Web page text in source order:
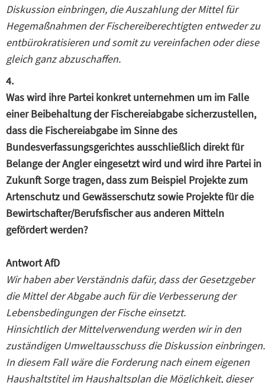
Diskussion einbringen, die Auszahlung der Mittel für
Hegemaßnahmen der Fischereiberechtigten entweder zu
entbürokratisieren und somit zu vereinfachen oder diese
gleich ganz abzuschaffen.
4.
Was wird ihre Partei konkret unternehmen um im Falle
einer Beibehaltung der Fischereiabgabe sicherzustellen,
dass die Fischereiabgabe im Sinne des
Bundesverfassungsgerichtes ausschließlich direkt für
Belange der Angler eingesetzt wird und wird ihre Partei in
Zukunft Sorge tragen, dass zum Beispiel Projekte zum
Artenschutz und Gewässerschutz sowie Projekte für die
Bewirtschafter/Berufsfischer aus anderen Mitteln
gefördert werden?
Antwort AfD
Wir haben aber Verständnis dafür, dass der Gesetzgeber
die Mittel der Abgabe auch für die Verbesserung der
Lebensbedingungen der Fische einsetzt.
Hinsichtlich der Mittelverwendung werden wir in den
zuständigen Umweltausschuss die Diskussion einbringen.
In diesem Fall wäre die Forderung nach einem eigenen
Haushaltstitel im Haushaltsplan die Möglichkeit, dieser